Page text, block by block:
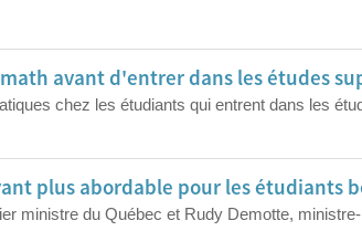
avant d'entrer dans les études
chez les étudiants qui entrent dans les
plus abordable pour les étudiants
ministre du Québec et Rudy Demotte,